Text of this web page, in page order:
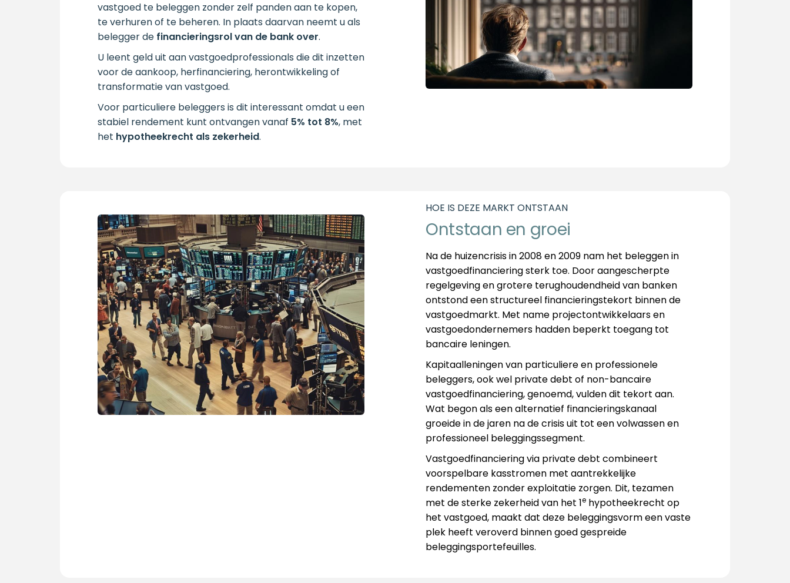
vastgoed te beleggen zonder zelf panden aan te kopen,
te verhuren of te beheren. In plaats daarvan neemt u als
belegger de financieringsrol van de bank over.
U leent geld uit aan vastgoedprofessionals die dit inzetten
voor de aankoop, herfinanciering, herontwikkeling of
transformatie van vastgoed.
Voor particuliere beleggers is dit interessant omdat u een
stabiel rendement kunt ontvangen vanaf 5% tot 8%, met
het hypotheekrecht als zekerheid.
HOE IS DEZE MARKT ONTSTAAN
Ontstaan en groei
Na de huizencrisis in 2008 en 2009 nam het beleggen in
vastgoedfinanciering sterk toe. Door aangescherpte
regelgeving en grotere terughoudendheid van banken
ontstond een structureel financieringstekort binnen de
vastgoedmarkt. Met name projectontwikkelaars en
vastgoedondernemers hadden beperkt toegang tot
bancaire leningen.
Kapitaalleningen van particuliere en professionele
beleggers, ook wel private debt of non-bancaire
vastgoedfinanciering, genoemd, vulden dit tekort aan.
Wat begon als een alternatief financieringskanaal
groeide in de jaren na de crisis uit tot een volwassen en
professioneel beleggingssegment.
Vastgoedfinanciering via private debt combineert
voorspelbare kasstromen met aantrekkelijke
rendementen zonder exploitatie zorgen. Dit, tezamen
met de sterke zekerheid van het 1e hypotheekrecht op
het vastgoed, maakt dat deze beleggingsvorm een vaste
plek heeft veroverd binnen goed gespreide
beleggingsportefeuilles.